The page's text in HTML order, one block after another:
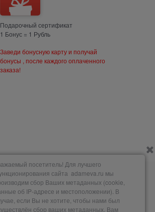
Подарочный сертификат
1 Бонус = 1 Рубль
Заведи бонусную карту и получай
бонусы , после каждого оплаченного
заказа!
Мы принимаем
посетитель! Для лучшего
сайта adameva.ru мы
сбор Ваших метаданных (cookie,
об IP-адресе и местоположении). В
если Вы не хотите, чтобы нами был
сбор ваших метаданных, Вам